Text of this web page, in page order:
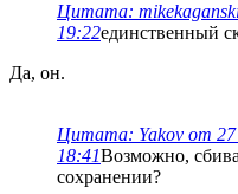
Цитата:
19:22единственный
Да, он.
Цитата: Yakov от 27
18:41Возможно,
сохранении?